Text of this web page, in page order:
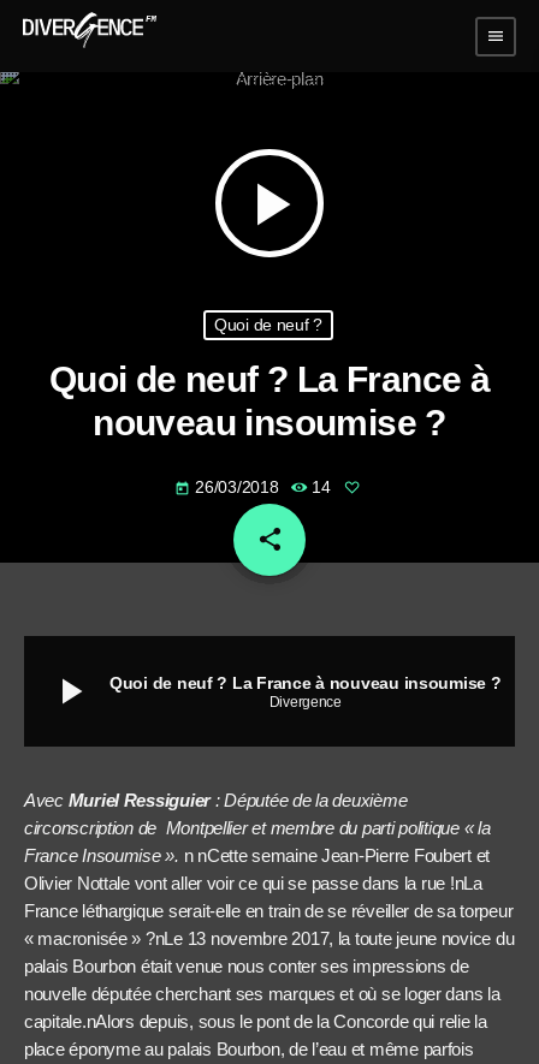
menu
play_arrow
Quoi de neuf ?
Quoi de neuf ? La France à
nouveau insoumise ?
today 26/03/2018 14
share
email
play_arrow Quoi de neuf ? La France à nouveau insoumise ?
Divergence
Avec Muriel Ressiguier: Députée de la deuxième
circonscription de Montpellier et membre du parti politique « la
France Insoumise ». n nCette semaine Jean-Pierre Foubert et
Olivier Nottale vont aller voir ce qui se passe dans la rue !nLa
France léthargique serait-elle en train de se réveiller de sa torpeur
« macronisée » ?nLe 13 novembre 2017, la toute jeune novice du
palais Bourbon était venue nous conter ses impressions de
nouvelle députée cherchant ses marques et où se loger dans la
capitale.nAlors depuis, sous le pont de la Concorde qui relie la
place éponyme au palais Bourbon, de l’eau et même parfois